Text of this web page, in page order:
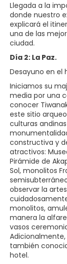
Llegada a la
donde nuestro
explicará el
una de las
ciudad.
Día 2: La Paz.
Desayuno en el
Iniciamos su
media por una
conocer
este sitio
culturas
constructiva y
atractivos:
Pirámide de
Sol, monolitos
observar la
monolitos,
manera la
vasos
también
hotel.